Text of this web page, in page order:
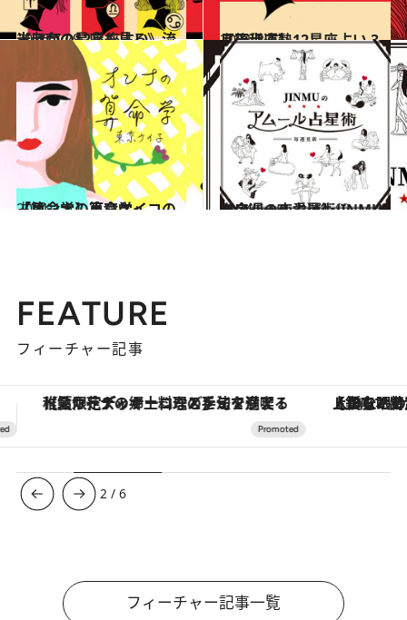
2026.7.29
《ほかの星座も見る》流光七奈の12星座占い
占い 2021.3.13
【天秤座】12星座占い 3月後半運勢
占い
2021.1.6
【算命学】東京ケイコの「オンナの算命学」
占い 2024.6.15
【今週の恋愛運】JINMUのアムール占星術♡
占い
FEATURE
フィーチャー記事
【銀座で出合う最旬美容】美髪ケアや上質な眠り…セルフケアのアップデートから、特別な名入れギフトまで。大人のための「ReFa GINZA」クルーズ
3 /6
フィーチャー記事一覧